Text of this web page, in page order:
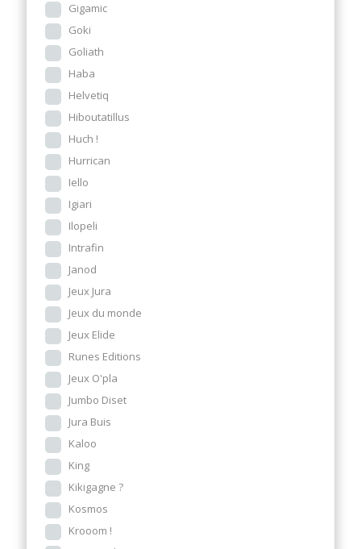
Gigamic
Goki
Goliath
Haba
Helvetiq
Hiboutatillus
Huch !
Hurrican
Iello
Igiari
Ilopeli
Intrafin
Janod
Jeux Jura
Jeux du monde
Jeux Elide
Runes Editions
Jeux O'pla
Jumbo Diset
Jura Buis
Kaloo
King
Kikigagne ?
Kosmos
Krooom !